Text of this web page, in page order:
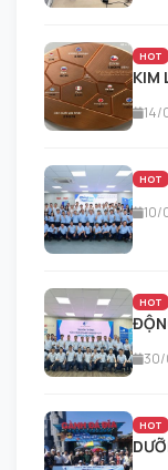
HOT
KIM
14/
HOT
10/
HOT
HOT